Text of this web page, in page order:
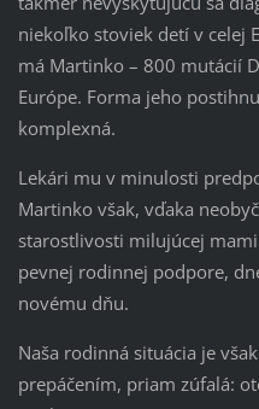
niekoľko stoviek detí v celej
má Martinko – 800 mutácií
Európe. Forma jeho
komplexná.
Lekári mu v minulosti
Martinko však, vďaka
starostlivosti milujúcej
pevnej rodinnej podpore,
novému dňu.
Naša rodinná situácia je
prepáčením, priam zúfalá: